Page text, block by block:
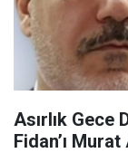
Asırlık Gece
Fidan’ı